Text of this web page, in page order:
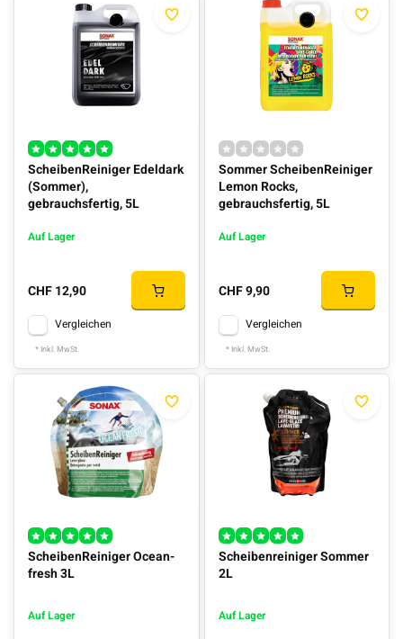
ScheibenReiniger Edeldark
(Sommer),
gebrauchsfertig, 5L
Auf Lager
CHF 12,90
Vergleichen
* Inkl. MwSt.
Sommer ScheibenReiniger
Lemon Rocks,
gebrauchsfertig, 5L
Auf Lager
CHF 9,90
Vergleichen
* Inkl. MwSt.
ScheibenReiniger Ocean-
fresh 3L
Auf Lager
Scheibenreiniger Sommer
2L
Auf Lager